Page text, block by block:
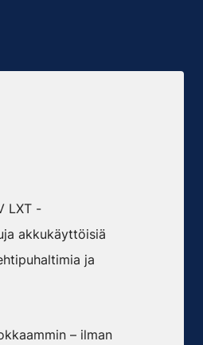
LXT -
akkukäyttöisiä
ja
– ilman